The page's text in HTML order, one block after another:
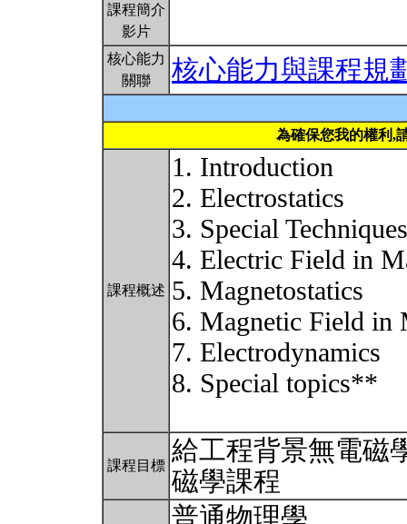
課程簡介
影片
核心能力
關聯
核心能力與課程規
為確保您我的權利,
課程概述
1. Introduction
2. Electrostatics
3. Special Techniques
4. Electric Field in
5. Magnetostatics
6. Magnetic Field in
7. Electrodynamics
8. Special topics**
課程目標 給工程背景無電磁
磁學課程
普通物理學